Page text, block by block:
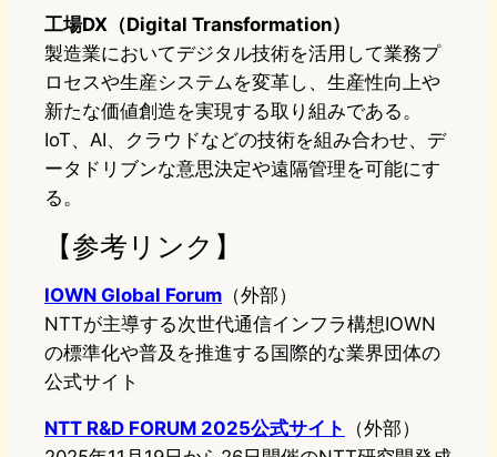
工場DX（Digital Transformation）
製造業においてデジタル技術を活用して業務プ
ロセスや生産システムを変革し、生産性向上や
新たな価値創造を実現する取り組みである。
IoT、AI、クラウドなどの技術を組み合わせ、デ
ータドリブンな意思決定や遠隔管理を可能にす
る。
【参考リンク】
IOWN Global Forum （外部）
NTTが主導する次世代通信インフラ構想IOWN
の標準化や普及を推進する国際的な業界団体の
公式サイト
NTT R&D FORUM 2025公式サイト
（外部）